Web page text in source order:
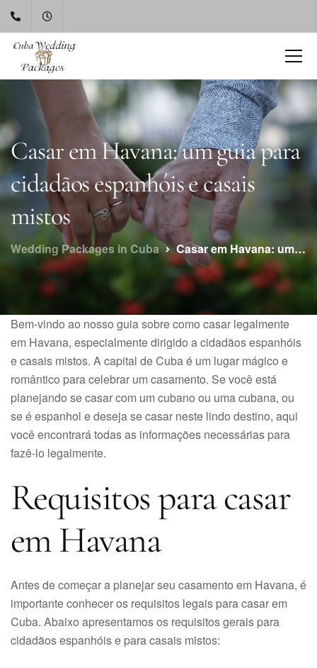
Casar em Havana: um guia para
cidadãos espanhóis e casais
mistos
Wedding Packages in Cuba Casar em Havana: um guia para cidadãos espanhóis e casais mistos
Bem-vindo ao nosso guia sobre como casar legalmente
em Havana, especialmente dirigido a cidadãos espanhóis
e casais mistos. A capital de Cuba é um lugar mágico e
romântico para celebrar um casamento. Se você está
planejando se casar com um cubano ou uma cubana, ou
se é espanhol e deseja se casar neste lindo destino, aqui
você encontrará todas as informações necessárias para
fazê-lo legalmente.
Requisitos para casar
em Havana
Antes de começar a planejar seu casamento em Havana, é
importante conhecer os requisitos legais para casar em
Cuba. Abaixo apresentamos os requisitos gerais para
cidadãos espanhóis e para casais mistos: